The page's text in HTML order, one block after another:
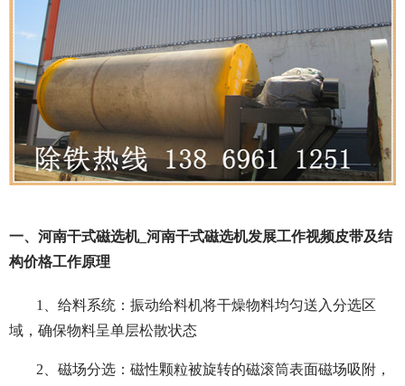
一、河南干式磁选机_河南干式磁选机发展工作视频皮带及结
构价格工作原理
1、给料系统：振动给料机将干燥物料均匀送入分选区
域，确保物料呈单层松散状态
2、磁场分选：磁性颗粒被旋转的磁滚筒表面磁场吸附，